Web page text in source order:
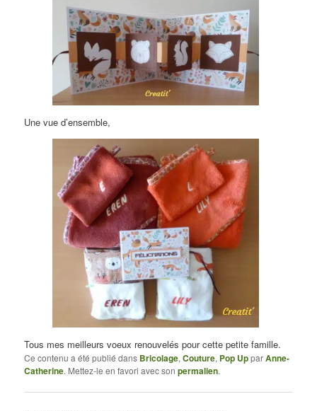
Une vue d’ensemble,
Tous mes meilleurs voeux renouvelés pour cette petite famille.
Ce contenu a été publié dans Bricolage,Couture, Pop UpparAnne-
Catherine. Mettez-le en favori avec sonpermalien.